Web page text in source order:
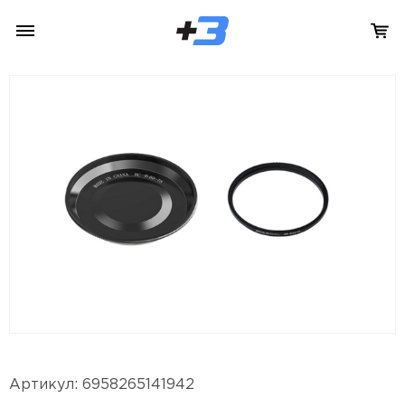
Артикул: 6958265141942